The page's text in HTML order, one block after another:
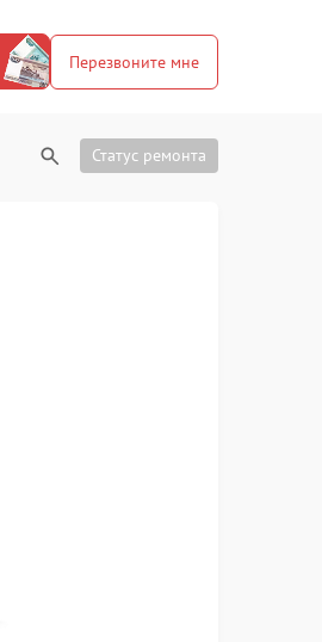
Перезвоните мне
Статус ремонта